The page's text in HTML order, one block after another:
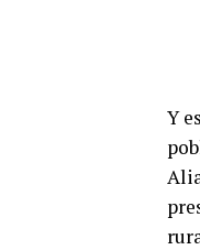
Y